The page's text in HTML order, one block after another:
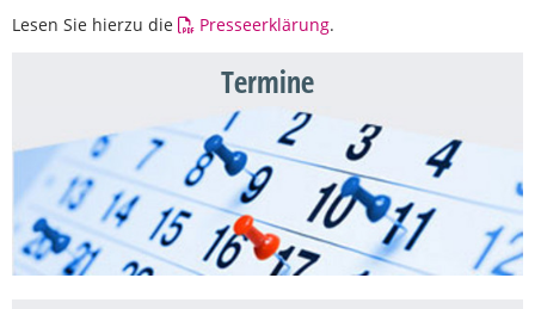
Lesen Sie hierzu die Presseerklärung.
Termine